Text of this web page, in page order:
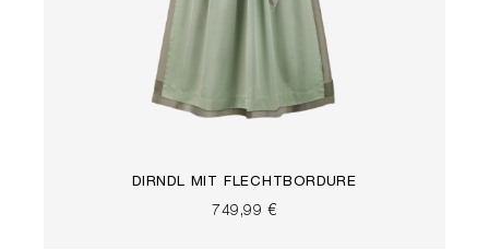
DIRNDL MIT FLECHTBORDÜRE
749,99 €